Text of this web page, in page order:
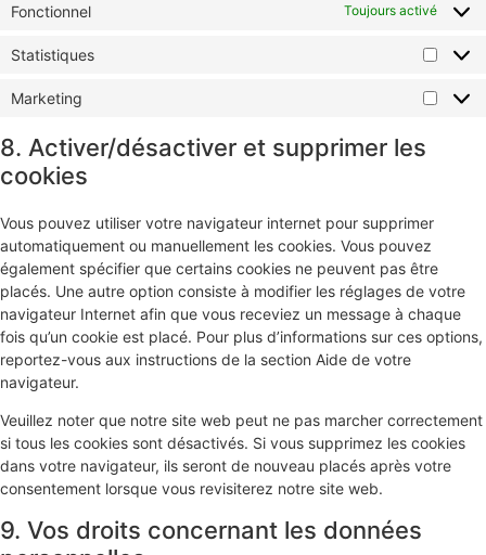
Fonctionnel Toujours activé
Statistiques
Marketing
8. Activer/désactiver et supprimer les
cookies
Vous pouvez utiliser votre navigateur internet pour supprimer
automatiquement ou manuellement les cookies. Vous pouvez
également spécifier que certains cookies ne peuvent pas être
placés. Une autre option consiste à modifier les réglages de votre
navigateur Internet afin que vous receviez un message à chaque
fois qu’un cookie est placé. Pour plus d’informations sur ces options,
reportez-vous aux instructions de la section Aide de votre
navigateur.
Veuillez noter que notre site web peut ne pas marcher correctement
si tous les cookies sont désactivés. Si vous supprimez les cookies
dans votre navigateur, ils seront de nouveau placés après votre
consentement lorsque vous revisiterez notre site web.
9. Vos droits concernant les données